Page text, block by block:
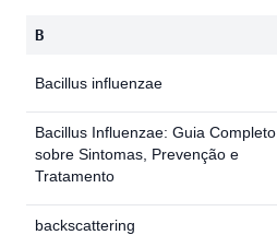
B
Bacillus influenzae
Bacillus Influenzae: Guia Completo
sobre Sintomas, Prevenção e
Tratamento
backscattering